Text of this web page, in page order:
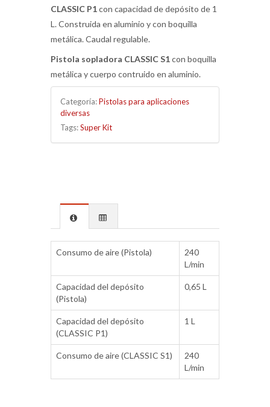
CLASSIC P1con capacidad de depósito de 1
L. Construida en aluminio y con boquilla
metálica. Caudal regulable.
Pistola sopladora CLASSIC S1con boquilla
metálica y cuerpo contruido en aluminio.
Categoría:Pistolas para aplicaciones
diversas
Tags:Super Kit
Consumo de aire (Pistola)
240
L/min
Capacidad del depósito
(Pistola)
0,65 L
Capacidad del depósito
(CLASSIC P1)
1 L
Consumo de aire (CLASSIC S1)
240
L/min